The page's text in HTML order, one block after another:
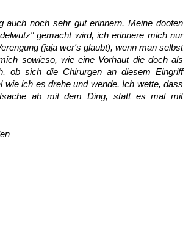
noch sehr gut erinnern. Meine doofen
gemacht wird, ich erinnere mich nur
(jaja wer's glaubt), wenn man selbst
sowieso, wie eine Vorhaut die doch als
ob sich die Chirurgen an diesem Eingriff
wie ich es drehe und wende. Ich wette, dass
ab mit dem Ding, statt es mal mit